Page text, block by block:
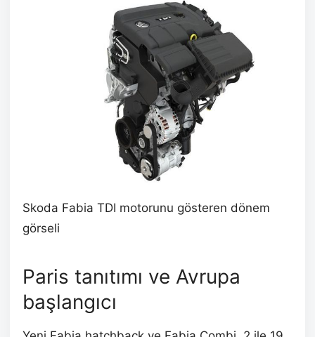
Skoda Fabia TDI motorunu gösteren dönem
görseli
Paris tanıtımı ve Avrupa
başlangıcı